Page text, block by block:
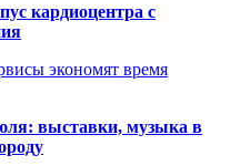
кардиоцентра с
экономят время
выставки, музыка в